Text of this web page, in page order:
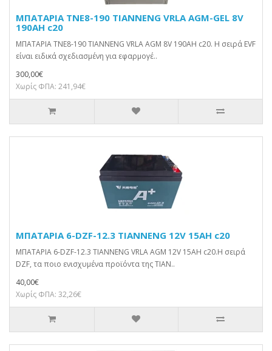
ΜΠΑΤΑΡΙΑ TNE8-190 TIANNENG VRLA AGM-GEL 8V
190AH c20
ΜΠΑΤΑΡΙΑ TNE8-190 TIANNENG VRLA AGM 8V 190AH c20. Η σειρά EVF
είναι ειδικά σχεδιασμένη για εφαρμογέ..
300,00€
Χωρίς ΦΠΑ: 241,94€
ΜΠΑΤΑΡΙΑ 6-DZF-12.3 TIANNENG 12V 15AH c20
ΜΠΑΤΑΡΙΑ 6-DZF-12.3 TIANNENG VRLA AGM 12V 15AH c20.Η σειρά
DZF, τα ποιο ενισχυμένα προϊόντα της TIAN..
40,00€
Χωρίς ΦΠΑ: 32,26€